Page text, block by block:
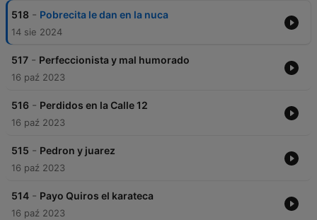
518 - Pobrecita le dan en la nuca
14 sie 2024
517 - Perfeccionista y mal humorado
16 paź 2023
516 - Perdidos en la Calle 12
16 paź 2023
515 - Pedron y juarez
16 paź 2023
514 - Payo Quiros el karateca
16 paź 2023